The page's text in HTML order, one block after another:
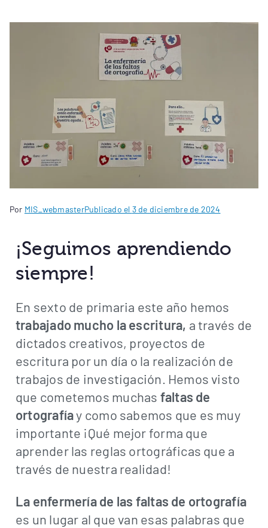
Por MIS_webmasterPublicado el 3 de diciembre de 2024
¡Seguimos aprendiendo
siempre!
En sexto de primaria este año hemos
trabajado mucho la escritura, a través de
dictados creativos, proyectos de
escritura por un día o la realización de
trabajos de investigación. Hemos visto
que cometemos muchas faltas de
ortografíay como sabemos que es muy
importante ¡Qué mejor forma que
aprender las reglas ortográficas que a
través de nuestra realidad!
La enfermería de las faltas de ortografía
es un lugar al que van esas palabras que